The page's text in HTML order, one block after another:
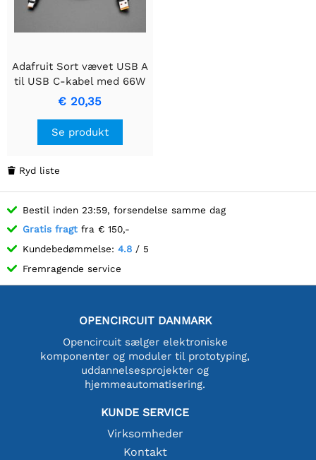
Adafruit Sort vævet USB A
til USB C-kabel med 66W
Watt display - 1 meter
€ 20,35
Se produkt
 Ryd liste
Bestil inden 23:59, forsendelse samme dag
Gratis fragt fra € 150,-
Kundebedømmelse: 4.8 / 5
Fremragende service
OPENCIRCUIT DANMARK
Opencircuit sælger elektroniske
komponenter og moduler til prototyping,
uddannelsesprojekter og
hjemmeautomatisering.
KUNDE SERVICE
Virksomheder
Kontakt